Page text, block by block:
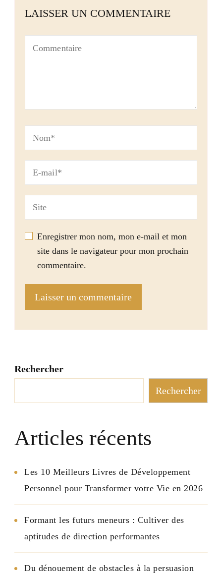
LAISSER UN COMMENTAIRE
Enregistrer mon nom, mon e-mail et mon
site dans le navigateur pour mon prochain
commentaire.
Rechercher
Rechercher
Articles récents
Les 10 Meilleurs Livres de Développement
Personnel pour Transformer votre Vie en 2026
Formant les futurs meneurs : Cultiver des
aptitudes de direction performantes
Du dénouement de obstacles à la persuasion